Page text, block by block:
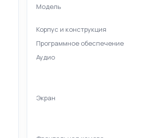
Модель
Корпус и конструкция
Программное обеспечение
Аудио
Экран